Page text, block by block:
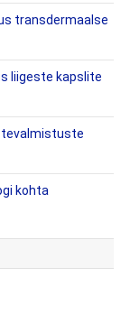
transdermaalse
liigeste kapslite
kohta